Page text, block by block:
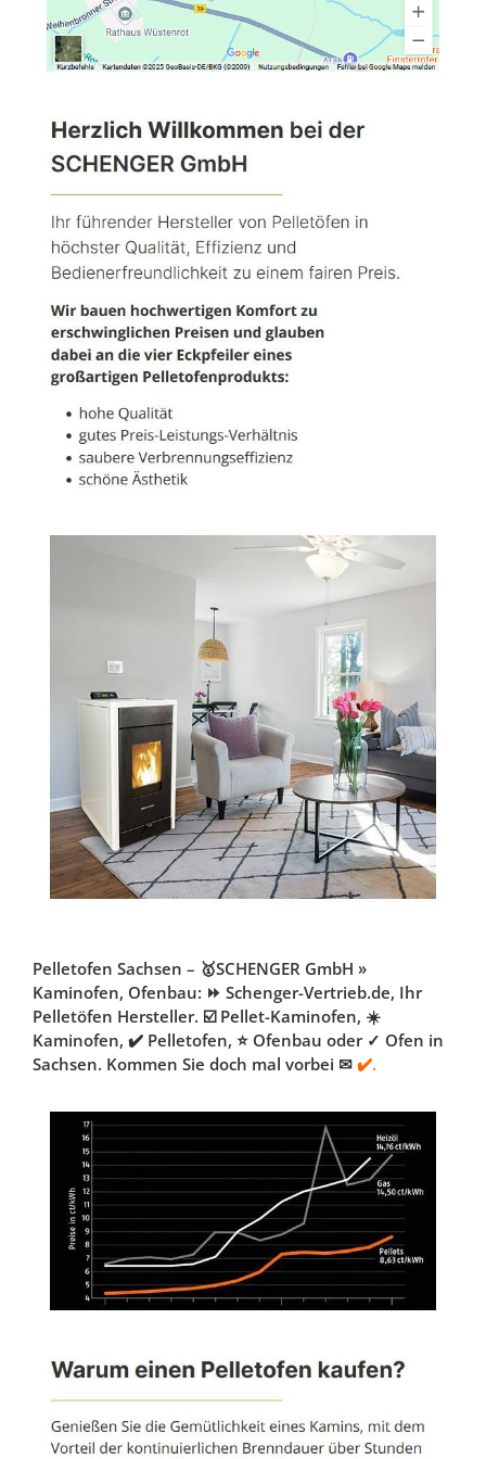
Pelletofen Sachsen – 🥇SCHENGER GmbH »
Kaminofen, Ofenbau: ⏩ Schenger-Vertrieb.de, Ihr
Pelletöfen Hersteller. ☑️ Pellet-Kaminofen, ☀️
Kaminofen, ✔️ Pelletofen, ⭐ Ofenbau oder ✓ Ofen in
Sachsen. Kommen Sie doch mal vorbei ✉ ✔️.